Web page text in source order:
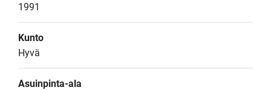
1991
Kunto
Hyvä
Asuinpinta-ala